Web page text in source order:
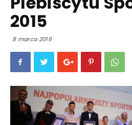
2015
8 marca 2016